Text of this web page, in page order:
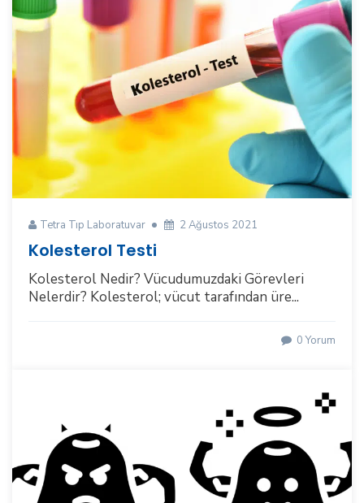
Tetra Tıp Laboratuvar 2 Ağustos 2021
Kolesterol Testi
Kolesterol Nedir? Vücudumuzdaki Görevleri
Nelerdir? Kolesterol; vücut tarafından üre...
0 Yorum